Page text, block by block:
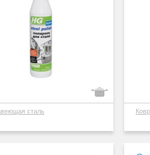
сталь